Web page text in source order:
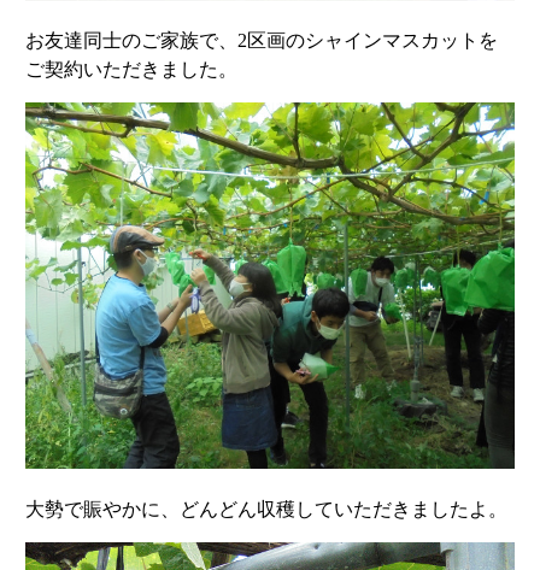
お友達同士のご家族で、2区画のシャインマスカットを
ご契約いただきました。
大勢で賑やかに、どんどん収穫していただきましたよ。